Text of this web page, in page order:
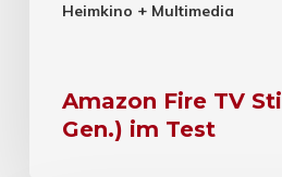
Heimkino + Multimedia
Amazon Fire TV
Gen.) im Test